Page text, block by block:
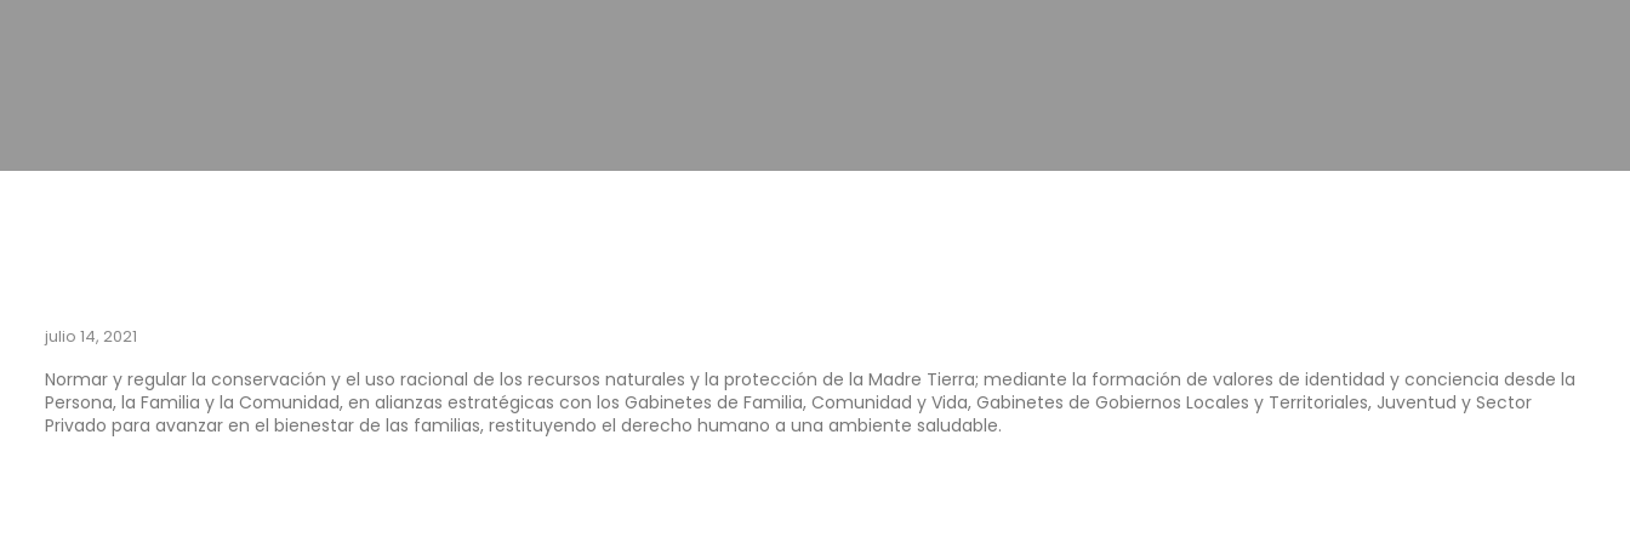
julio 14, 2021
Normar y regular la conservación y el uso racional de los recursos naturales y la protección de la Madre Tierra; mediante la formación de valores de identidad y conciencia desde la
Persona, la Familia y la Comunidad, en alianzas estratégicas con los Gabinetes de Familia, Comunidad y Vida, Gabinetes de Gobiernos Locales y Territoriales, Juventud y Sector
Privado para avanzar en el bienestar de las familias, restituyendo el derecho humano a una ambiente saludable.